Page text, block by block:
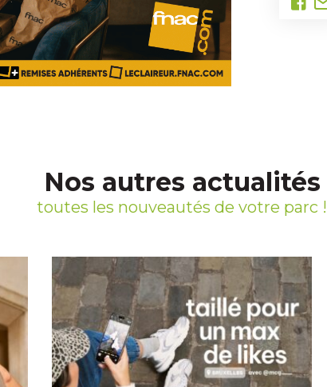
Nos autres actualités
toutes les nouveautés de votre parc !